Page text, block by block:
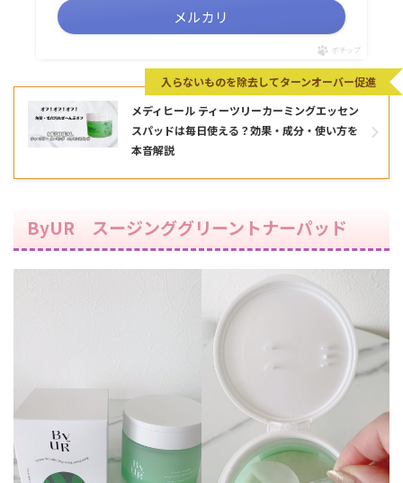
メルカリ
ポチップ
メディヒール ティーツリーカーミングエッセン
スパッドは毎日使える？効果・成分・使い方を
本音解説
入らないものを除去してターンオーバー促進
ByUR スージンググリーントナーパッド